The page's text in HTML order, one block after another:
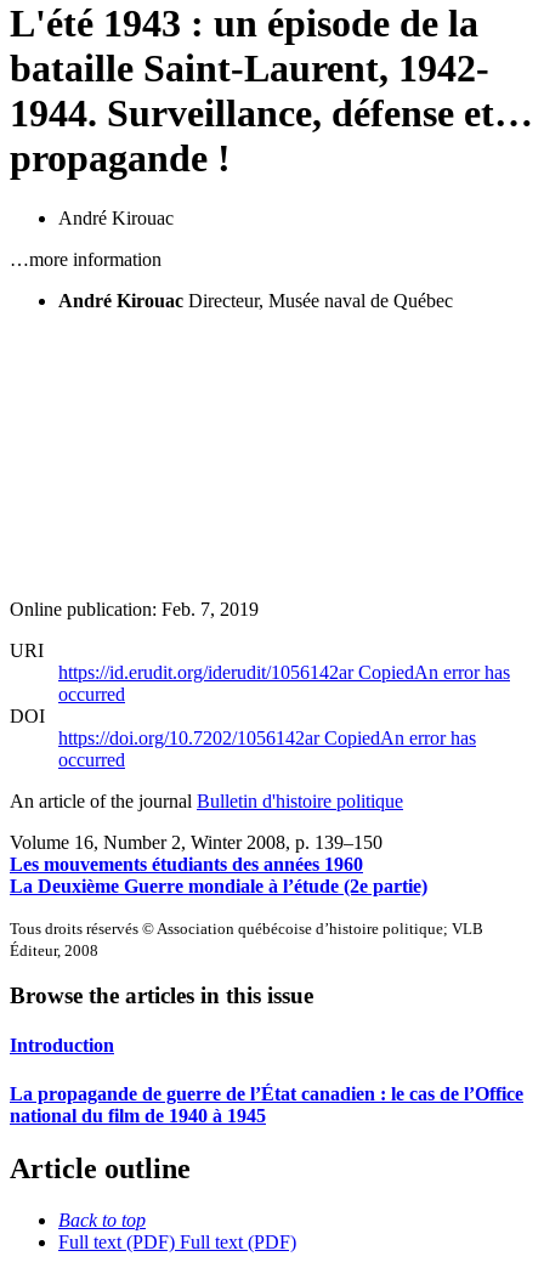
L'été 1943 : un épisode de la
bataille Saint-Laurent, 1942-
1944. Surveillance, défense et…
propagande !
André Kirouac
…more information
André Kirouac Directeur, Musée naval de Québec
Online publication: Feb. 7, 2019
URI
https://id.erudit.org/iderudit/1056142arCopiedAn error has
occurred
DOI
https://doi.org/10.7202/1056142arCopiedAn error has
occurred
An article of the journal Bulletin d'histoire politique
Volume 16, Number 2, Winter 2008, p. 139–150
Les mouvements étudiants des années 1960
La Deuxième Guerre mondiale à l’étude (2e partie)
Tous droits réservés © Association québécoise d’histoire politique; VLB
Éditeur, 2008
Browse the articles in this issue
Introduction
La propagande de guerre de l’État canadien : le cas de l’Office
national du film de 1940 à 1945
Article outline
Back to top
Full text (PDF) Full text (PDF)